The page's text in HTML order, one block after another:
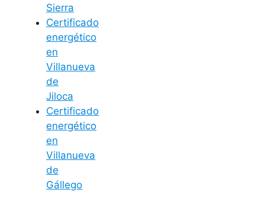
Sierra
Certificado
energético
en
Villanueva
de
Jiloca
Certificado
energético
en
Villanueva
de
Gállego